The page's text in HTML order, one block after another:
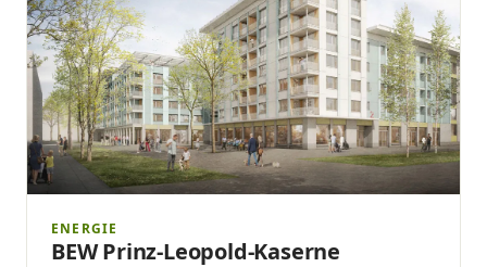
ENERGIE
BEW Prinz-Leopold-Kaserne